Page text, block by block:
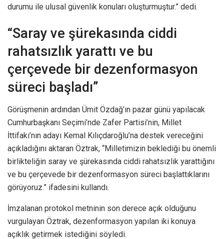
durumu ile ulusal güvenlik konuları oluşturmuştur.” dedi.
“Saray ve şürekasında ciddi
rahatsızlık yarattı ve bu
çerçevede bir dezenformasyon
süreci başladı”
Görüşmenin ardından Ümit Özdağ’ın pazar günü yapılacak
Cumhurbaşkanı Seçimi’nde Zafer Partisi’nin, Millet
İttifakı’nın adayı Kemal Kılıçdaroğlu’na destek vereceğini
açıkladığını aktaran Öztrak, “Milletimizin beklediği bu önemli
birlikteliğin saray ve şürekasında ciddi rahatsızlık yarattığını
ve bu çerçevede bir dezenformasyon süreci başlattıklarını
görüyoruz.” ifadesini kullandı.
İmzalanan protokol metninin son derece açık olduğunu
vurgulayan Öztrak, dezenformasyon yapılan iki konuya
açıklık getirmek istediğini söyledi.